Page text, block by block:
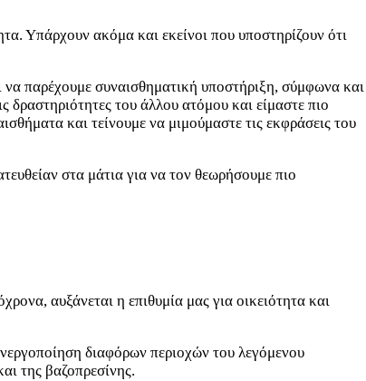
Υπάρχουν ακόμα και εκείνοι που υποστηρίζουν ότι
να παρέχουμε συναισθηματική υποστήριξη, σύμφωνα και
του άλλου ατόμου και είμαστε πιο
και τείνουμε να μιμούμαστε τις εκφράσεις του
στα μάτια για να τον θεωρήσουμε πιο
αυξάνεται η επιθυμία μας για οικειότητα και
διαφόρων περιοχών του λεγόμενου
της βαζοπρεσίνης.